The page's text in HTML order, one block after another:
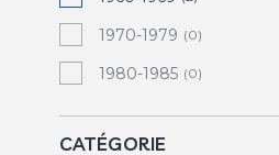
1970-1979 (0)
1980-1985 (0)
CATÉGORIE